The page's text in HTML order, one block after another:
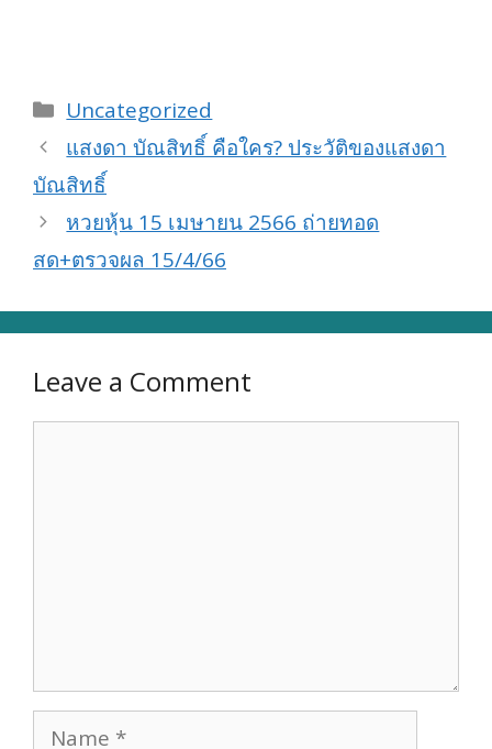
Categories
Uncategorized
แสงดา บัณสิทธิ์ คือใคร? ประวัติของแสงดา
บัณสิทธิ์
หวยหุ้น 15 เมษายน 2566 ถ่ายทอด
สด+ตรวจผล 15/4/66
Leave a Comment
Name